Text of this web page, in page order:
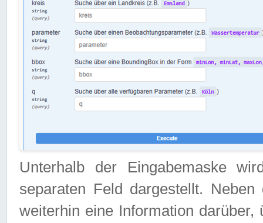
Unterhalb der Eingabemaske
separaten Feld dargestellt.
weiterhin eine Information